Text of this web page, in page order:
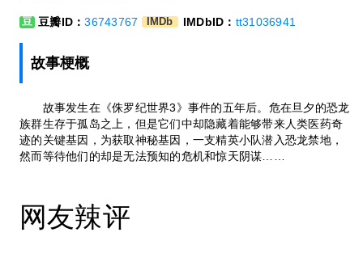
豆 豆瓣ID：36743767 IMDb IMDbID： tt31036941
故事梗概
故事发生在《侏罗纪世界3》事件的五年后。危在旦夕的恐龙
族群生存于孤岛之上，但是它们中却隐藏着能够带来人类医药奇
迹的关键基因，为获取神秘基因，一支精英小队潜入恐龙禁地，
然而等待他们的却是无法预知的危机和惊天阴谋……
网友辣评